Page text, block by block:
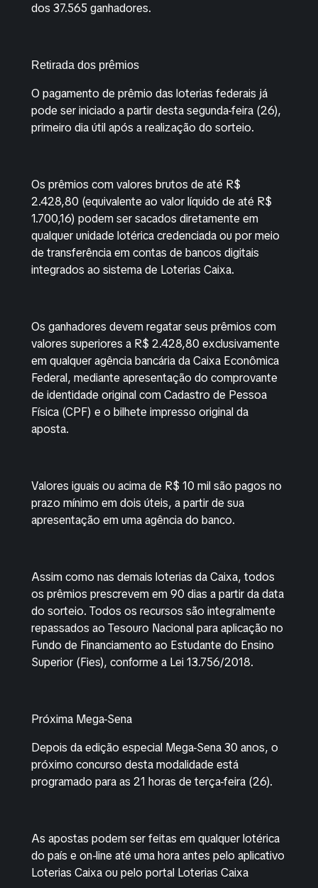
dos 37.565 ganhadores.
Retirada dos prêmios
O pagamento de prêmio das loterias federais já
pode ser iniciado a partir desta segunda-feira (26),
primeiro dia útil após a realização do sorteio.
Os prêmios com valores brutos de até R$
2.428,80 (equivalente ao valor líquido de até R$
1.700,16) podem ser sacados diretamente em
qualquer unidade lotérica credenciada ou por meio
de transferência em contas de bancos digitais
integrados ao sistema de Loterias Caixa.
Os ganhadores devem regatar seus prêmios com
valores superiores a R$ 2.428,80 exclusivamente
em qualquer agência bancária da Caixa Econômica
Federal, mediante apresentação do comprovante
de identidade original com Cadastro de Pessoa
Física (CPF) e o bilhete impresso original da
aposta.
Valores iguais ou acima de R$ 10 mil são pagos no
prazo mínimo em dois úteis, a partir de sua
apresentação em uma agência do banco.
Assim como nas demais loterias da Caixa, todos
os prêmios prescrevem em 90 dias a partir da data
do sorteio. Todos os recursos são integralmente
repassados ao Tesouro Nacional para aplicação no
Fundo de Financiamento ao Estudante do Ensino
Superior (Fies), conforme a Lei 13.756/2018.
Próxima Mega-Sena
Depois da edição especial Mega-Sena 30 anos, o
próximo concurso desta modalidade está
programado para as 21 horas de terça-feira (26).
As apostas podem ser feitas em qualquer lotérica
do país e on-line até uma hora antes pelo aplicativo
Loterias Caixa ou pelo portal Loterias Caixa